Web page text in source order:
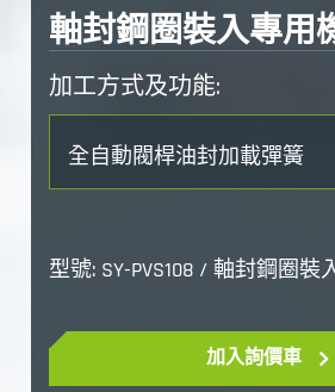
軸封鋼圈裝入專用
型號: SY-PVS108 / 軸封鋼圈裝
加工方式及功能:
全自動閥桿油封加載彈簧
加入詢價車